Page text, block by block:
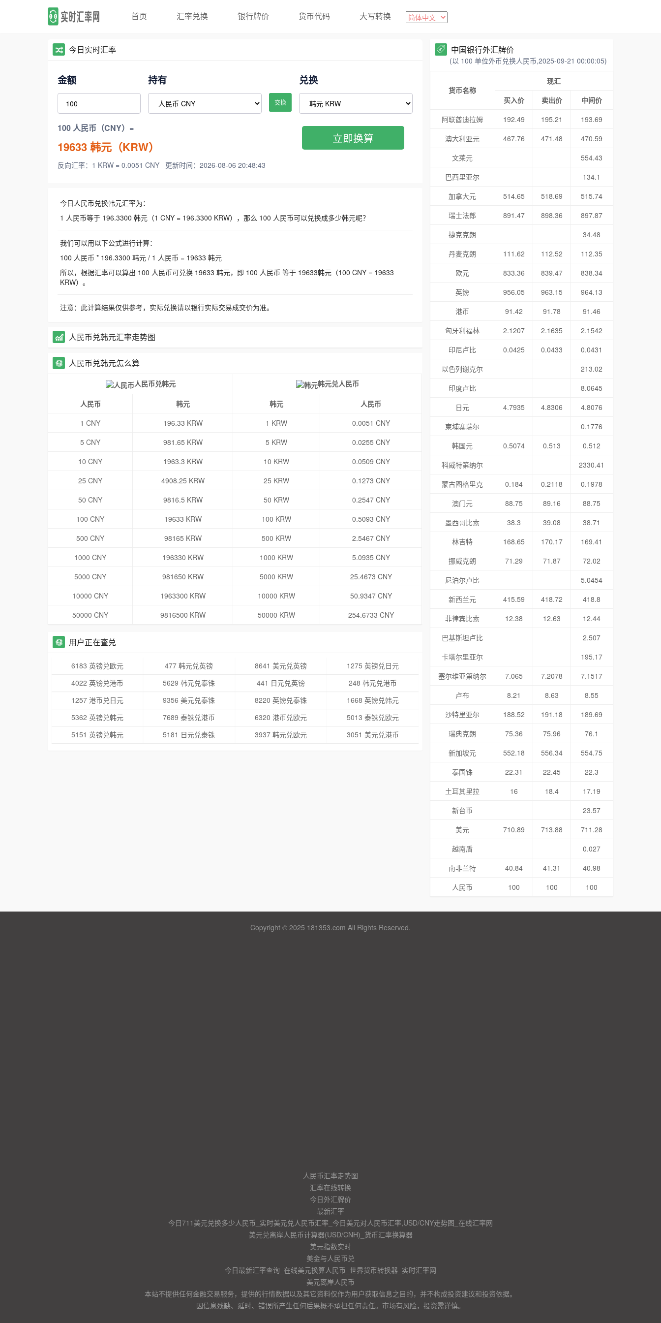
首页 汇率兑换 银行牌价 货币代码 大写转换
今日实时汇率
金额 持有
交换
兑换
100 人民币（CNY）=
19633韩元（KRW）
反向汇率：1 KRW = 0.0051 CNY 更新时间：2026-08-06 20:48:43
立即换算
今日人民币兑换韩元汇率为：
1 人民币等于 196.3300 韩元（1 CNY = 196.3300 KRW），那么 100 人民币可以兑换成多少韩元呢？
我们可以用以下公式进行计算：
100 人民币 * 196.3300 韩元 / 1 人民币 = 19633 韩元
所以，根据汇率可以算出 100 人民币可兑换 19633 韩元，即 100 人民币 等于 19633韩元（100 CNY = 19633
KRW）。
注意：此计算结果仅供参考，实际兑换请以银行实际交易成交价为准。
人民币兑韩元汇率走势图
人民币兑韩元怎么算
人民币兑韩元 韩元兑人民币
人民币 韩元 韩元
人民币
1 CNY
196.33 KRW 1 KRW
0.0051 CNY
5 CNY
981.65 KRW 5 KRW
0.0255 CNY
10 CNY
1963.3 KRW 10 KRW
0.0509 CNY
25 CNY
4908.25 KRW 25 KRW
0.1273 CNY
50 CNY
9816.5 KRW 50 KRW
0.2547 CNY
100 CNY
19633 KRW 100 KRW
0.5093 CNY
500 CNY
98165 KRW 500 KRW
2.5467 CNY
1000 CNY
196330 KRW 1000 KRW
5.0935 CNY
5000 CNY
981650 KRW 5000 KRW
25.4673 CNY
10000 CNY
1963300 KRW 10000 KRW
50.9347 CNY
50000 CNY
9816500 KRW 50000 KRW 254.6733 CNY
用户正在查兑
6183 英镑兑欧元 477 韩元兑英镑 8641 美元兑英镑
1275 英镑兑日元
4022 英镑兑港币
5629 韩元兑泰铢 441 日元兑英镑
248 韩元兑港币
1257 港币兑日元
9356 美元兑泰铢 8220 英镑兑泰铢
1668 英镑兑韩元
5362 英镑兑韩元
7689 泰铢兑港币 6320 港币兑欧元
5013 泰铢兑欧元
5151 英镑兑韩元
5181 日元兑泰铢 3937 韩元兑欧元 3051 美元兑港币
中国银行外汇牌价
(以 100 单位外币兑换人民币,2025-09-21 00:00:05)
货币名称
现汇
买入价
卖出价
中间价
阿联酋迪拉姆
192.49 195.21
193.69
澳大利亚元
467.76 471.48
470.59
文莱元
554.43
巴西里亚尔
134.1
加拿大元
514.65 518.69
515.74
瑞士法郎
891.47 898.36
897.87
捷克克朗
34.48
丹麦克朗
111.62 112.52
112.35
欧元
833.36 839.47
838.34
英镑
956.05 963.15
964.13
港币
91.42 91.78
91.46
匈牙利福林
2.1207 2.1635
2.1542
印尼卢比
0.0425 0.0433
0.0431
以色列谢克尔
213.02
印度卢比
8.0645
日元
4.7935 4.8306
4.8076
柬埔寨瑞尔
0.1776
韩国元
0.5074 0.513
0.512
科威特第纳尔
2330.41
蒙古图格里克
0.184 0.2118
0.1978
澳门元
88.75 89.16
88.75
墨西哥比索
38.3 39.08
38.71
林吉特
168.65 170.17
169.41
挪威克朗
71.29 71.87
72.02
尼泊尔卢比
5.0454
新西兰元
415.59 418.72
418.8
菲律宾比索
12.38 12.63
12.44
巴基斯坦卢比
2.507
卡塔尔里亚尔
195.17
塞尔维亚第纳尔
7.065 7.2078
7.1517
卢布
8.21 8.63
8.55
沙特里亚尔
188.52 191.18
189.69
瑞典克朗
75.36 75.96
76.1
新加坡元
552.18 556.34
554.75
泰国铢
22.31 22.45
22.3
土耳其里拉
16 18.4
17.19
新台币
23.57
美元
710.89 713.88
711.28
越南盾
0.027
南非兰特
40.84 41.31
40.98
人民币
100 100 100
Copyright © 2025 181353.com All Rights Reserved.
人民币汇率走势图
汇率在线转换
今日外汇牌价
最新汇率
今日711美元兑换多少人民币_实时美元兑人民币汇率_今日美元对人民币汇率,USD/CNY走势图_在线汇率网
美元兑离岸人民币计算器(USD/CNH)_货币汇率换算器
美元指数实时
美金与人民币兑
今日最新汇率查询_在线美元换算人民币_世界货币转换器_实时汇率网
美元离岸人民币
本站不提供任何金融交易服务，提供的行情数据以及其它资料仅作为用户获取信息之目的，并不构成投资建议和投资依据。
因信息残缺、延时、错误所产生任何后果概不承担任何责任。市场有风险，投资需谨慎。